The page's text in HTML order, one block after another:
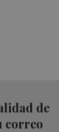
de
correo